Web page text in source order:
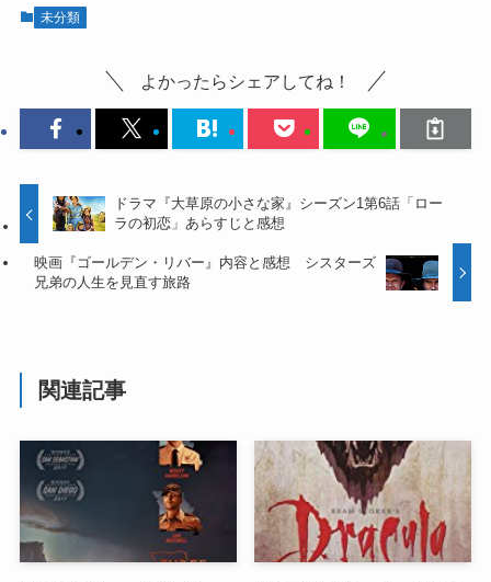
未分類
よかったらシェアしてね！
ドラマ『大草原の小さな家』シーズン1第6話「ロー
ラの初恋」あらすじと感想
映画『ゴールデン・リバー』内容と感想 シスターズ
兄弟の人生を見直す旅路
関連記事